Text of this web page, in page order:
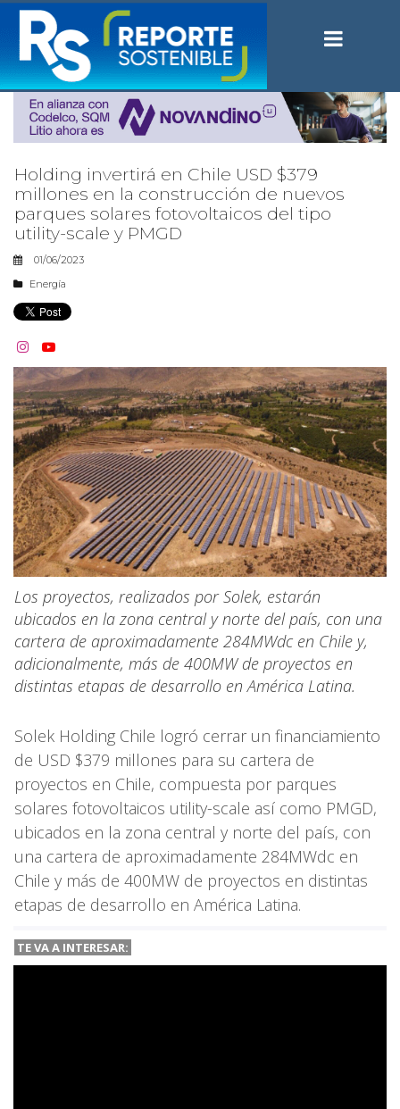
Holding invertirá en Chile USD $379
millones en la construcción de nuevos
parques solares fotovoltaicos del tipo
utility-scale y PMGD
01/06/2023
Energía
 
Los proyectos, realizados por Solek, estarán
ubicados en la zona central y norte del país, con una
cartera de aproximadamente 284MWdc en Chile y,
adicionalmente, más de 400MW de proyectos en
distintas etapas de desarrollo en América Latina.
Solek Holding Chile logró cerrar un financiamiento
de USD $379 millones para su cartera de
proyectos en Chile, compuesta por parques
solares fotovoltaicos utility-scale así como PMGD,
ubicados en la zona central y norte del país, con
una cartera de aproximadamente 284MWdc en
Chile y más de 400MW de proyectos en distintas
etapas de desarrollo en América Latina.
TE VA A INTERESAR: